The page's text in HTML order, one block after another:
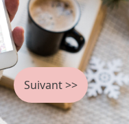
Suivant >>